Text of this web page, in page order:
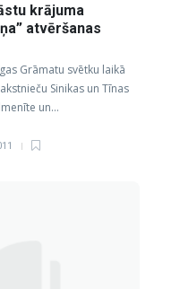
krājuma
atvēršanas
Grāmatu svētku laikā
Sinikas un Tīnas
un…